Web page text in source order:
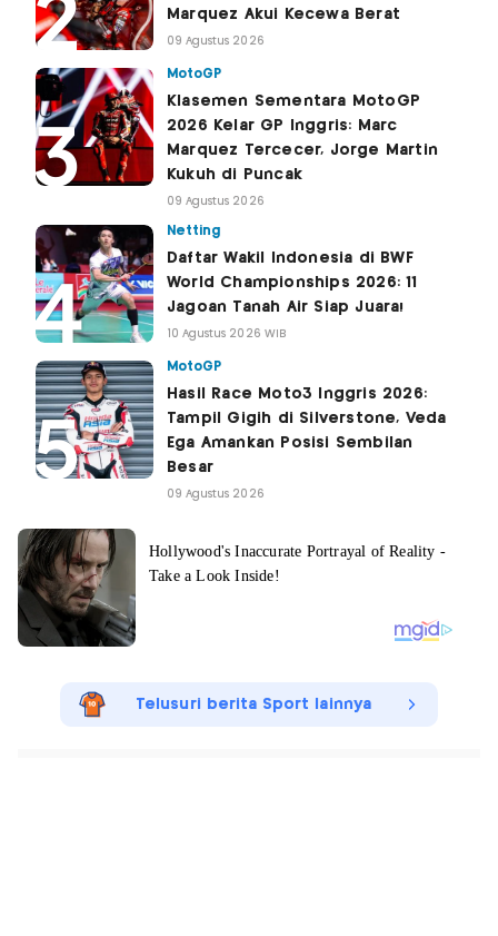
Marquez Akui Kecewa Berat
09 Agustus 2026
MotoGP
Klasemen Sementara MotoGP
2026 Kelar GP Inggris: Marc
Marquez Tercecer, Jorge Martin
Kukuh di Puncak
09 Agustus 2026
Netting
Daftar Wakil Indonesia di BWF
World Championships 2026: 11
Jagoan Tanah Air Siap Juara!
10 Agustus 2026 WIB
MotoGP
Hasil Race Moto3 Inggris 2026:
Tampil Gigih di Silverstone, Veda
Ega Amankan Posisi Sembilan
Besar
09 Agustus 2026
Telusuri berita Sport lainnya